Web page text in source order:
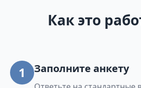
Как это
1 Заполните анкету